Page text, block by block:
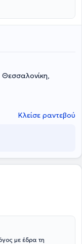
Κλείσε ραντεβού
με έδρα τη